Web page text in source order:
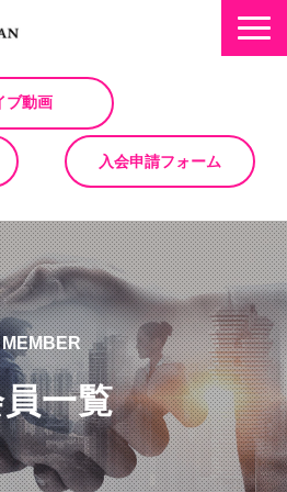
ブ動画
入会申請フォーム
ミッション
らせ/NEWS
サミット
ベント一覧
会について
ービスを動画で紹介
コードコラム
MEMBER
一覧